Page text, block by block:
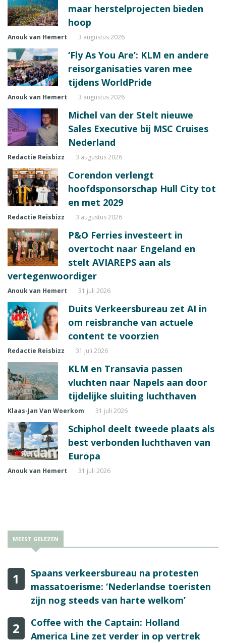
maar herstelprojecten bieden
hoop
Anouk van Hemert 3 augustus 2026
‘Fly As You Are’: KLM en andere
reisorganisaties varen mee
tijdens WorldPride
Anouk van Hemert 3 augustus 2026
Michel van der Stelt nieuwe
Sales Executive bij MSC Cruises
Nederland
Redactie Reisbizz 3 augustus 2026
Corendon verlengt
hoofdsponsorschap Hull City tot
en met 2029
Redactie Reisbizz 3 augustus 2026
P&O Ferries investeert in
overtocht naar Engeland en
stelt AVIAREPS aan als
vertegenwoordiger
Anouk van Hemert 31 juli 2026
Duits Verkeersbureau zet AI in
om reisbranche van actuele
content te voorzien
Redactie Reisbizz 31 juli 2026
KLM en Transavia passen
vluchten naar Napels aan door
tijdelijke sluiting luchthaven
Klaas-Jan Van Woerkom 31 juli 2026
Schiphol deelt tweede plaats als
best verbonden luchthaven van
Europa
Anouk van Hemert 31 juli 2026
MEEST GELEZEN
1
Spaans verkeersbureau na protesten
massatoerisme: ‘Nederlandse toeristen
zijn nog steeds van harte welkom’
2
Coffee with the Captain: Holland
America Line zet verder in op vertrek